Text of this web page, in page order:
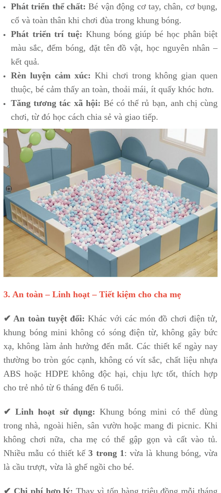
Phát triển thể chất: Bé vận động cơ tay, chân, cơ bụng,
cổ và toàn thân khi chơi đùa trong khung bóng.
Phát triển trí tuệ: Khung bóng giúp bé học phân biệt
màu sắc, đếm bóng, đặt tên đồ vật, học nguyên nhân –
kết quả.
Rèn luyện cảm xúc: Khi chơi trong không gian quen
thuộc, bé cảm thấy an toàn, thoải mái, ít quấy khóc hơn.
Tăng tương tác xã hội: Bé có thể rủ bạn, anh chị cùng
chơi, từ đó học cách chia sẻ và giao tiếp.
3. An toàn – Linh hoạt – Tiết kiệm cho cha mẹ
✔ An toàn tuyệt đối:Khác với các món đồ chơi điện tử,
khung bóng mini không có sóng điện từ, không gây bức
xạ, không làm ảnh hưởng đến mắt. Các thiết kế ngày nay
thường bo tròn góc cạnh, không có vít sắc, chất liệu nhựa
ABS hoặc HDPE không độc hại, chịu lực tốt, thích hợp
cho trẻ nhỏ từ 6 tháng đến 6 tuổi.
✔ Linh hoạt sử dụng: Khung bóng mini có thể dùng
trong nhà, ngoài hiên, sân vườn hoặc mang đi picnic. Khi
không chơi nữa, cha mẹ có thể gập gọn và cất vào tủ.
Nhiều mẫu có thiết kế3 trong 1: vừa là khung bóng, vừa
là cầu trượt, vừa là ghế ngồi cho bé.